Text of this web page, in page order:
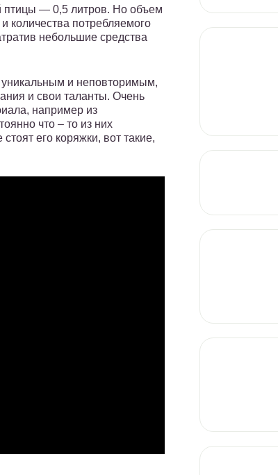
птицы — 0,5 литров. Но объем
количества потребляемого
небольшие средства
уникальным и неповторимым,
и свои таланты. Очень
например из
что – то из них
его коряжки, вот такие,